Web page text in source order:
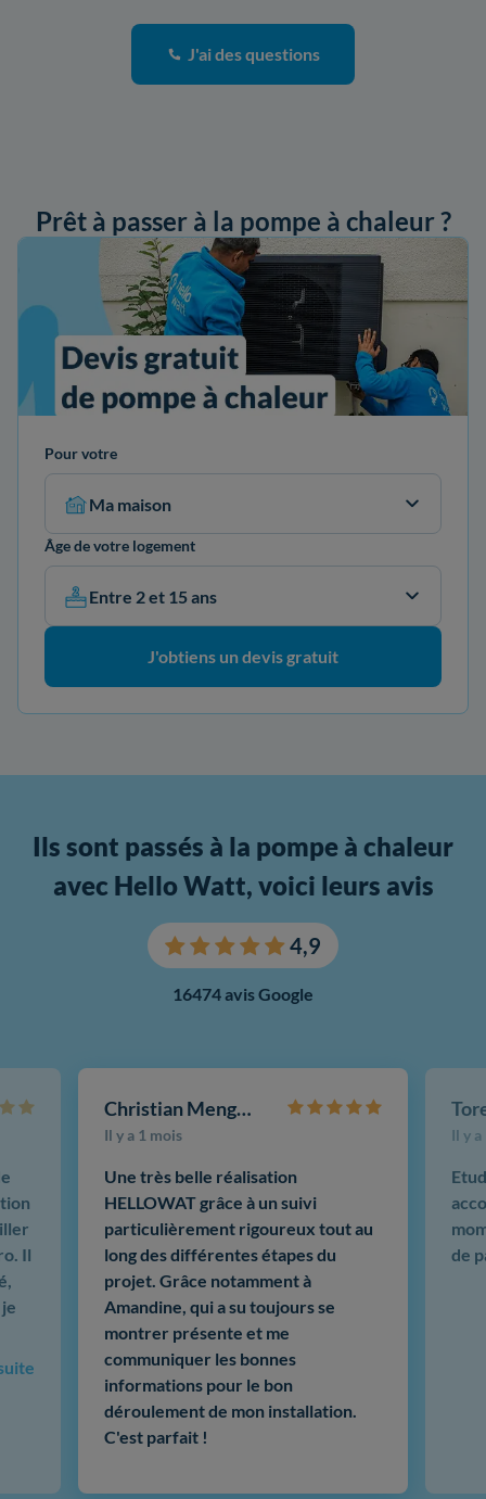
J'ai des questions
Prêt à passer à la pompe à chaleur ?
Pour votre
Ma maison
Âge de votre logement
Entre 2 et 15 ans
J'obtiens un devis gratuit
Ils sont passés à la pompe à chaleur
avec Hello Watt, voici leurs avis
4,9
16474 avis Google
Christian Mengotti
Il y a 1 mois
Une très belle réalisation
HELLOWAT grâce à un suivi
particulièrement rigoureux tout au
long des différentes étapes du
projet. Grâce notamment à
Amandine, qui a su toujours se
montrer présente et me
communiquer les bonnes
informations pour le bon
déroulement de mon installation.
C'est parfait !
Il y
de
Il